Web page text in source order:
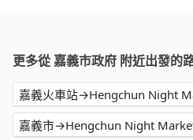
更多從 嘉義市政府 附近出發的
嘉義火車站→Hengchun Night
嘉義市→Hengchun Night